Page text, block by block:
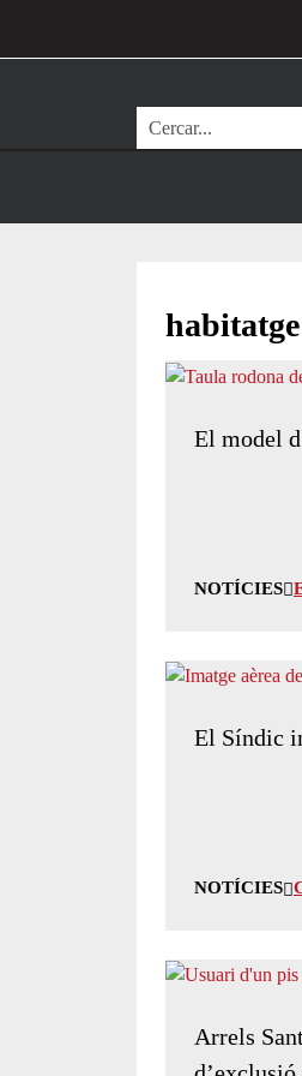
Cerca
habitatge
El model
NOTÍCIES
El Síndic
NOTÍCIES
Arrels